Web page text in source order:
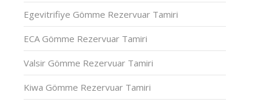
Egevitrifiye Gömme Rezervuar Tamiri
ECA Gömme Rezervuar Tamiri
Valsir Gömme Rezervuar Tamiri
Kiwa Gömme Rezervuar Tamiri